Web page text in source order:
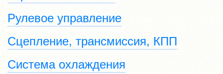
Рулевое управление
Сцепление, трансмиссия, КПП
Система охлаждения